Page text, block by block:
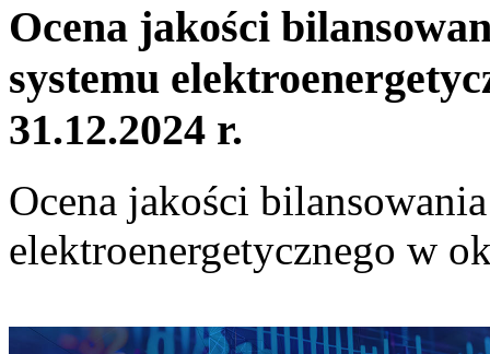
Ocena jakości
systemu
31.12.2024 r.
Ocena jakości
elektroenergetycznego w